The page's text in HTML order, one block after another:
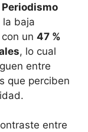
la baja
un 47 %
, lo cual
entre
que perciben
entre